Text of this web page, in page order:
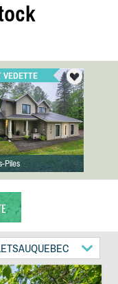
VEDETTE
Piles